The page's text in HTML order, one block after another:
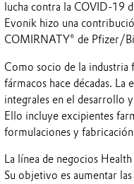
lucha contra la COVID-19
Evonik hizo una
COMIRNATY® de Pfizer/
Como socio de la industria
fármacos hace décadas.
integrales en el desarrollo
Ello incluye excipientes
formulaciones y
La línea de negocios
Su objetivo es aumentar